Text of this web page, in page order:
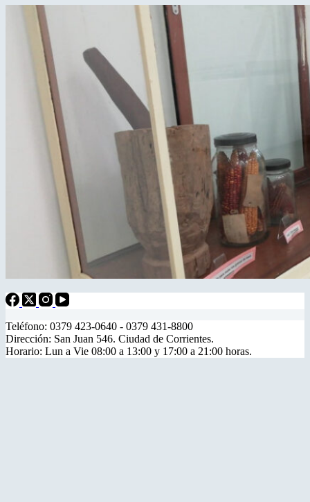
Teléfono: 0379 423-0640 - 0379 431-8800
Dirección: San Juan 546. Ciudad de Corrientes.
Horario: Lun a Vie 08:00 a 13:00 y 17:00 a 21:00 horas.